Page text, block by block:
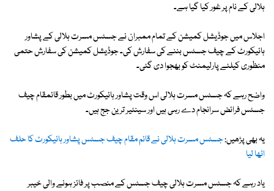
ہلالی کے نام پر غور کیا گیا ہے۔
اجلاس میں جوڈیشل کمیشن کے تمام ممبران نے جسٹس مسرت ہلالی کے پشاور
ہائیکورٹ کے چیف جسٹس بننے کی سفارش کی۔ جوڈیشل کمیشن کی سفارش حتمی
منظوری کیلئے پارلیمنٹ کو بھجوا دی گئی۔
واضح رہے کہ جسٹس مسرت ہلالی اس وقت پشاور ہائیکورٹ میں بطور قائمقام چیف
جسٹس فرائض سرانجام دے رہی ہیں اور سینئیر ترین جج ہیں۔
یہ بھی پڑھیں:جسٹس مسرت ہلالی نے قائم مقام چیف جسٹس پشاور ہائیکورٹ کا حلف
اٹھا لیا
یاد رہے کہ جسٹس مسرت ہلالی چیف جسٹس کے منصب پر فائز ہونے والی خیبر